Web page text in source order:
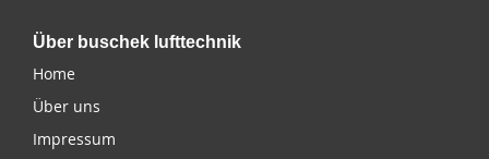
Über buschek lufttechnik
Home
Über uns
Impressum